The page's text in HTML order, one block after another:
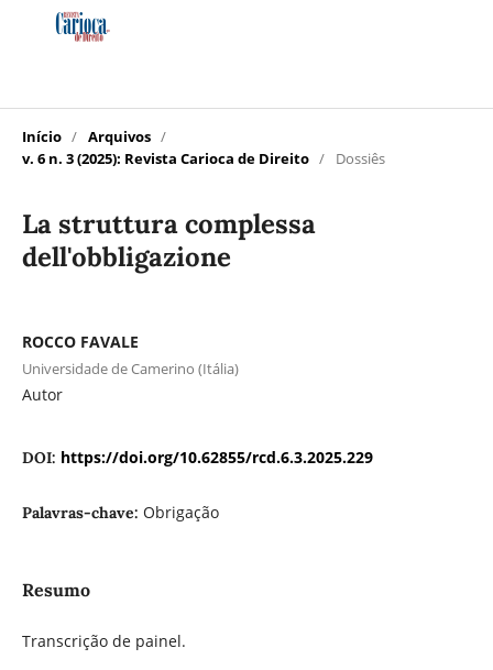
Início / Arquivos /
v. 6 n. 3 (2025): Revista Carioca de Direito / Dossiês
La struttura complessa
dell'obbligazione
ROCCO FAVALE
Universidade de Camerino (Itália)
Autor
DOI: https://doi.org/10.62855/rcd.6.3.2025.229
Palavras-chave: Obrigação
Resumo
Transcrição de painel.